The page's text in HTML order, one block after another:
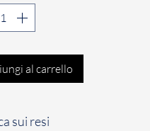
al carrello
sui resi